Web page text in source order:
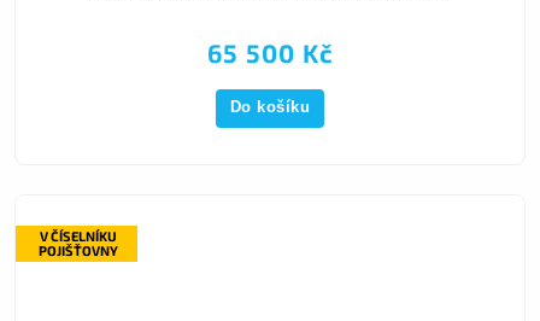
65 500 Kč
Do košíku
V ČÍSELNÍKU
POJIŠŤOVNY